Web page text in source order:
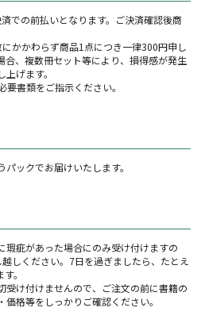
での前払いとなります。ご決済確認後商
かかわらず商品1点につき一律300円申し
合、複数冊セット等により、損得感が発生
げます。
書類をご指示ください。
ックでお届けいたします。
疵があった場合にのみ受け付けますの
しください。7日を過ぎましたら、たとえ
。
け付けませんので、ご注文の前に書籍の
格等をしっかりご確認ください。